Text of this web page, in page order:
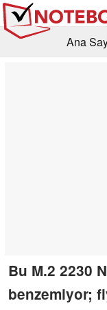
Ana
Bu M.2 2230
benzemiyor;